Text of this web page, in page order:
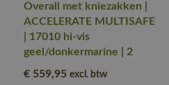
Overall met kniezakken |
ACCELERATE MULTISAFE
| 17010 hi-vis
geel/donkermarine | 2
€ 559,95 excl. btw